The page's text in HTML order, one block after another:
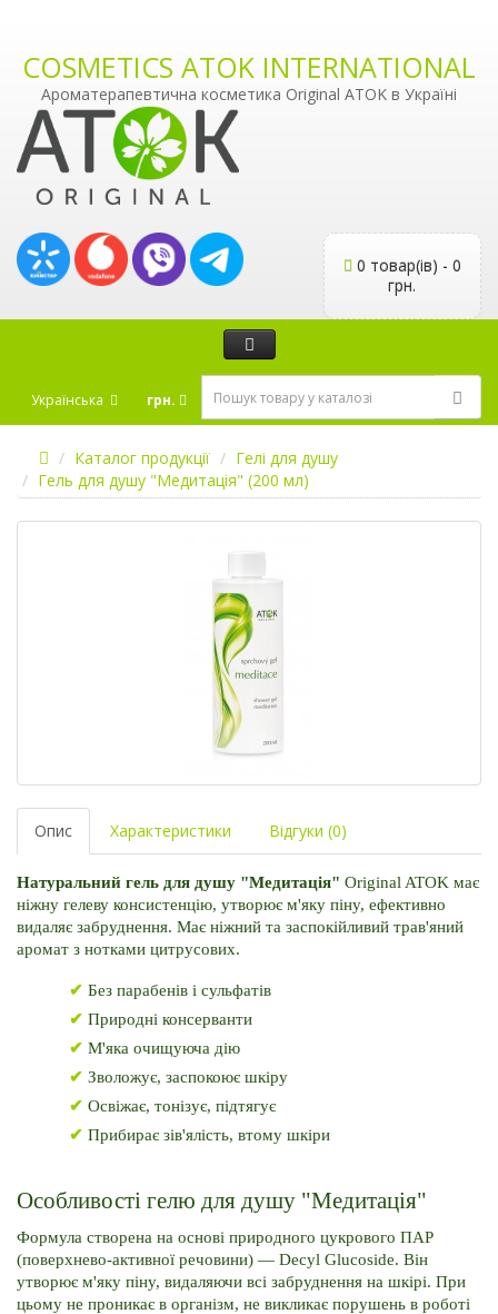
COSMETICS ATOK INTERNATIONAL
Ароматерапевтична косметика Original ATOK в Україні
0 товар(ів) - 0
грн.
Українська грн.
Каталог продукції
Гелі для душу
Гель для душу "Медитація" (200 мл)
Опис Характеристики Відгуки (0)
Натуральний гель для душу "Медитація" Original ATOK має
ніжну гелеву консистенцію, утворює м'яку піну, ефективно
видаляє забруднення. Має ніжний та заспокійливий трав'яний
аромат з нотками цитрусових.
✔ Без парабенів і сульфатів
✔ Природні консерванти
✔ М'яка очищуюча дію
✔ Зволожує, заспокоює шкіру
✔ Освіжає, тонізує, підтягує
✔ Прибирає зів'ялість, втому шкіри
Особливості гелю для душу "Медитація"
Формула створена на основі природного цукрового ПАР
(поверхнево-активної речовини) — Decyl Glucoside. Він
утворює м'яку піну, видаляючи всі забруднення на шкірі. При
цьому не проникає в організм, не викликає порушень в роботі